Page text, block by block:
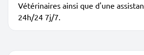
Vétérinaires ainsi que d'une
24h/24 7j/7.